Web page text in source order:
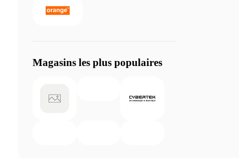
Magasins les plus populaires